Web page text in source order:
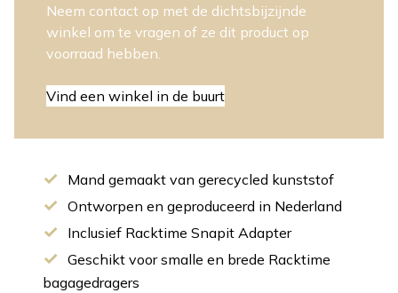
Neem contact op met de dichtsbijzijnde
winkel om te vragen of ze dit product op
voorraad hebben.
Vind een winkel in de buurt
Mand gemaakt van gerecycled kunststof
Ontworpen en geproduceerd in Nederland
Inclusief Racktime Snapit Adapter
Geschikt voor smalle en brede Racktime
bagagedragers